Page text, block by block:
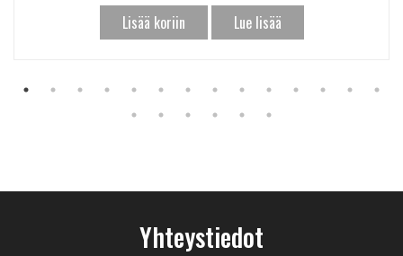
Lisää koriin Lue lisää
Yhteystiedot